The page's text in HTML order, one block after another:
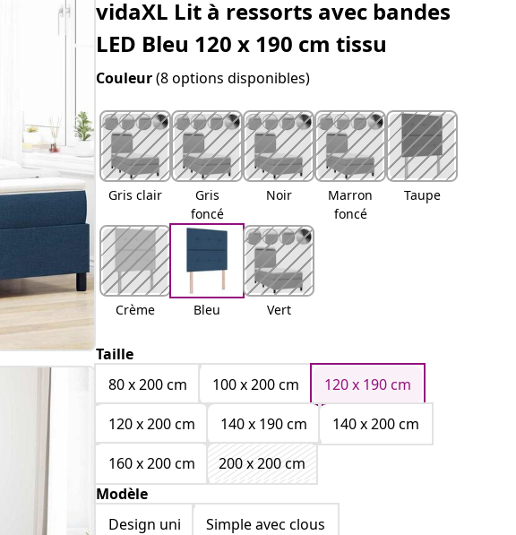
vidaXL Lit à ressorts avec bandes
LED Bleu 120 x 190 cm tissu
Couleur(8 options disponibles)
Gris clair
Gris
foncé
Noir
Marron
foncé
Taupe
Crème Bleu Vert
Taille
80 x 200 cm
100 x 200 cm
120 x 190 cm
120 x 200 cm
140 x 190 cm
140 x 200 cm
160 x 200 cm
200 x 200 cm
Modèle
Design uni
Simple avec clous